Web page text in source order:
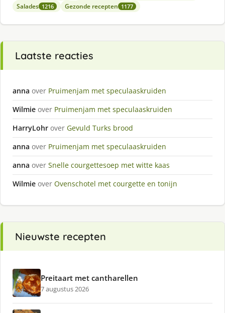
Salades 1216 Gezonde recepten 1177
Laatste reacties
anna over Pruimenjam met speculaaskruiden
Wilmie over Pruimenjam met speculaaskruiden
HarryLohr over Gevuld Turks brood
anna over Pruimenjam met speculaaskruiden
anna over Snelle courgettesoep met witte kaas
Wilmie over Ovenschotel met courgette en tonijn
Nieuwste recepten
Preitaart met cantharellen
7 augustus 2026